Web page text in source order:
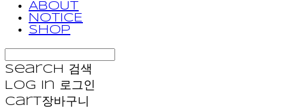
ABOUT
NOTICE
SHOP
Search
검색
Log In 로그인
Cart장바구니